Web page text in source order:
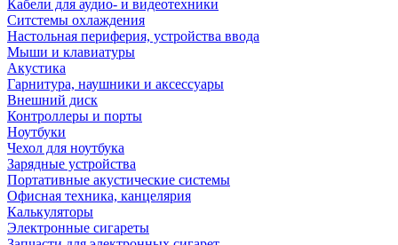
Кабели для аудио- и видеотехники
Ситстемы охлаждения
Настольная периферия, устройства ввода
Мыши и клавиатуры
Акустика
Гарнитура, наушники и аксессуары
Внешний диск
Контроллеры и порты
Ноутбуки
Чехол для ноутбука
Зарядные устройства
Портативные акустические системы
Офисная техника, канцелярия
Калькуляторы
Электронные сигареты